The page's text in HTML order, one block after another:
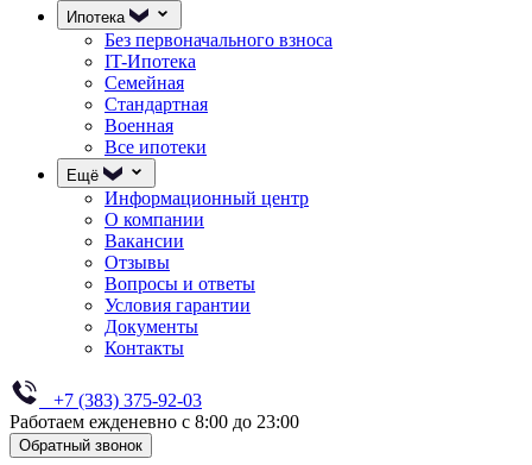
Ипотека
Без первоначального взноса
IT-Ипотека
Семейная
Стандартная
Военная
Все ипотеки
Ещё
Информационный центр
О компании
Вакансии
Отзывы
Вопросы и ответы
Условия гарантии
Документы
Контакты
+7 (383) 375-92-03
Работаем ежденевно с 8:00 до 23:00
Обратный звонок